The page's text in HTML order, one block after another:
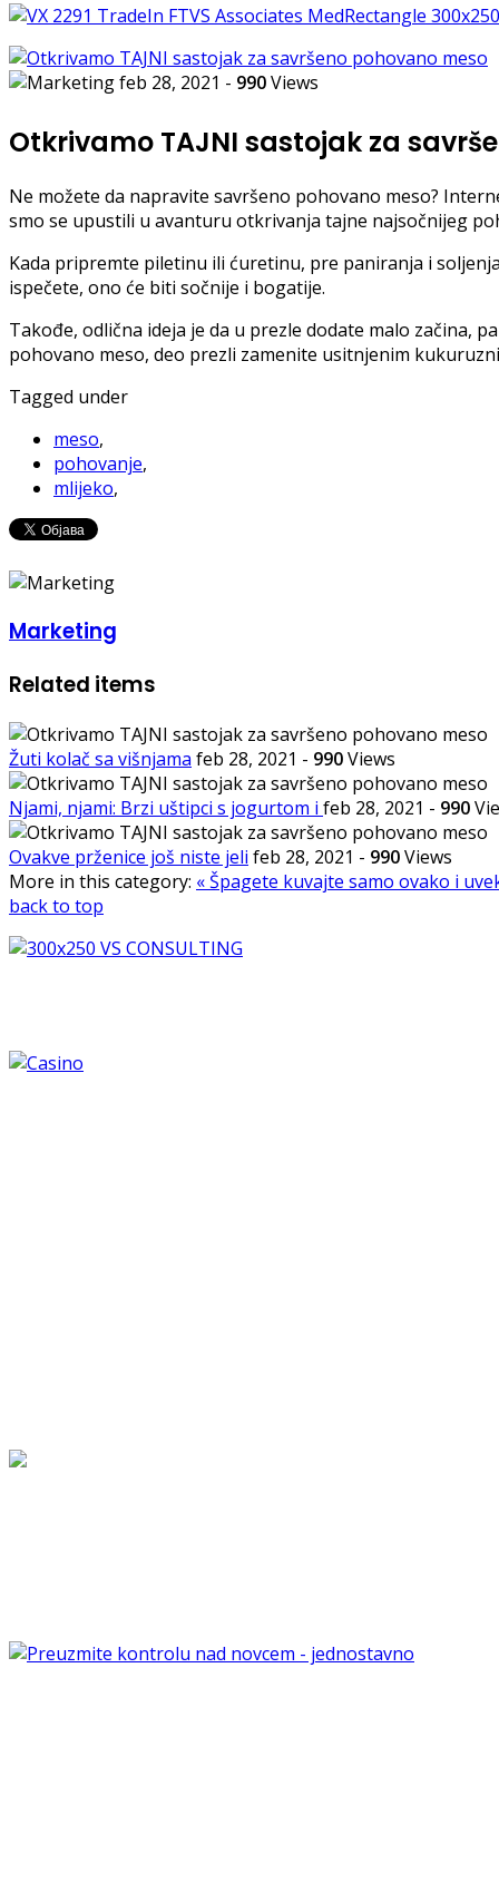
feb 28, 2021 - 990Views
Otkrivamo TAJNI sastojak za
Ne možete da napravite savršeno pohovano meso?
smo se upustili u avanturu otkrivanja tajne najsočnijeg
Kada pripremte piletinu ili ćuretinu, pre paniranja i
ispečete, ono će biti sočnije i bogatije.
Takođe, odlična ideja je da u prezle dodate malo začina,
pohovano meso, deo prezli zamenite usitnjenim
Tagged under
meso,
pohovanje,
mlijeko,
Marketing
Related items
Žuti kolač sa višnjama feb 28, 2021 - 990Views
Njami, njami: Brzi uštipci s jogurtom i feb 28, 2021 - 990
Ovakve prženice još niste jeli feb 28, 2021 - 990Views
More in this category: « Špagete kuvajte samo ovako i
back to top